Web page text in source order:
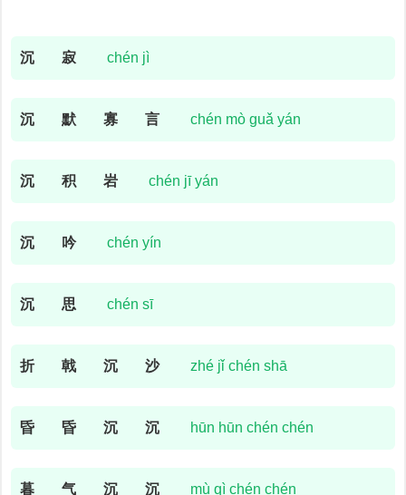
沉 寂 chén jì
沉 默 寡 言 chén mò guǎ yán
沉 积 岩 chén jī yán
沉 吟 chén yín
沉 思 chén sī
折 戟 沉 沙 zhé jǐ chén shā
昏 昏 沉 沉 hūn hūn chén chén
暮 气 沉 沉 mù qì chén chén